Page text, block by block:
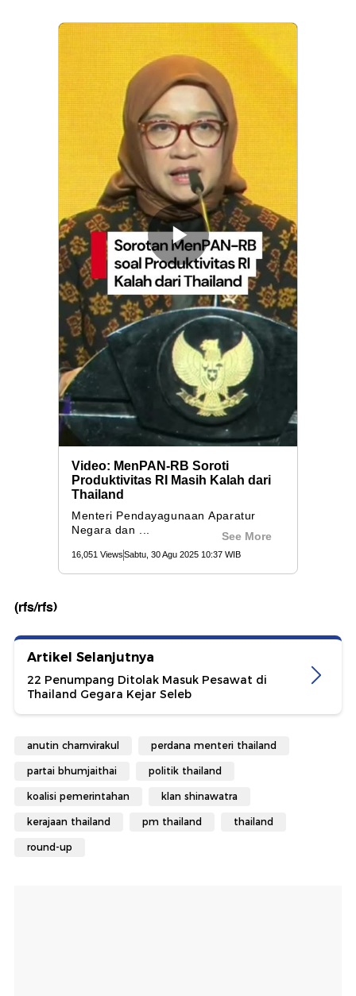
(rfs/rfs)
Artikel Selanjutnya
22 Penumpang Ditolak Masuk Pesawat di
Thailand Gegara Kejar Seleb
anutin charnvirakul perdana menteri thailand
partai bhumjaithai politik thailand
koalisi pemerintahan klan shinawatra
kerajaan thailand pm thailand thailand
round-up